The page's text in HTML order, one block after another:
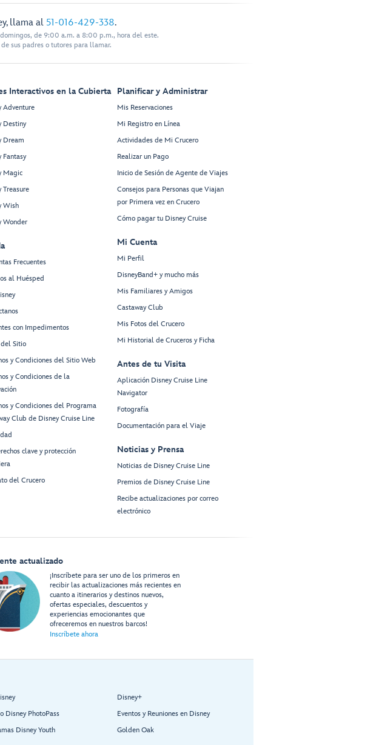
llama al 51-016-429-338.
de 9:00 a.m. a 8:00 p.m., hora del este.
sus padres o tutores para llamar.
Interactivos en la Cubierta
Adventure
Destiny
Dream
Fantasy
Magic
Treasure
Wish
Wonder
Frecuentes
al Huésped
con Impedimentos
Sitio
y Condiciones del Sitio Web
y Condiciones de la
y Condiciones del Programa
Club de Disney Cruise Line
clave y protección
del Crucero
Planificar y Administrar
Mis Reservaciones
Mi Registro en Línea
Actividades de Mi Crucero
Realizar un Pago
Inicio de Sesión de Agente de Viajes
Consejos para Personas que Viajan
por Primera vez en Crucero
Cómo pagar tu Disney Cruise
Mi Cuenta
Mi Perfil
DisneyBand+ y mucho más
Mis Familiares y Amigos
Castaway Club
Mis Fotos del Crucero
Mi Historial de Cruceros y Ficha
Antes de tu Visita
Aplicación Disney Cruise Line
Navigator
Fotografía
Documentación para el Viaje
Noticias y Prensa
Noticias de Disney Cruise Line
Premios de Disney Cruise Line
Recibe actualizaciones por correo
electrónico
actualizado
¡Inscríbete para ser uno de los primeros en
recibir las actualizaciones más recientes en
cuanto a itinerarios y destinos nuevos,
ofertas especiales, descuentos y
experiencias emocionantes que
ofreceremos en nuestros barcos!
Inscríbete ahora
Disney PhotoPass
Disney Youth
Disney+
Eventos y Reuniones en Disney
Golden Oak